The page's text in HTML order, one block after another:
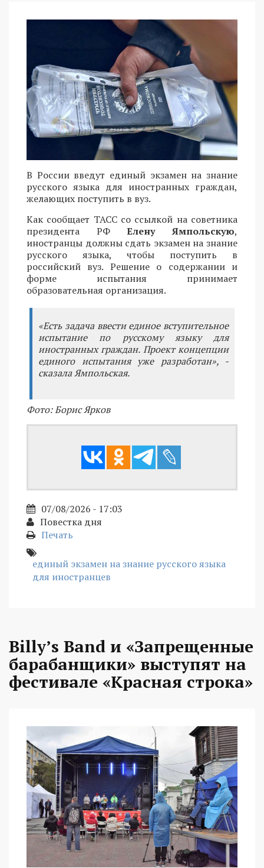
В России введут единый экзамен на знание
русского языка для иностранных граждан,
желающих поступить в вуз.
Как сообщает ТАСС со ссылкой на советника
президента РФЕлену Ямпольскую,
иностранцы должны сдать экзамен на знание
русского языка, чтобы поступить в
российский вуз. Решение о содержании и
форме испытания принимает
образовательная организация.
«Есть задача ввести единое вступительное
испытание по русскому языку для
иностранных граждан. Проект концепции
единого испытания уже разработан», -
сказала Ямпольская.
Фото: Борис Ярков
07/08/2026 - 17:03
Повестка дня
Печать
единый экзамен на знание русского языка
для иностранцев
Billy’s Band и «Запрещенные
барабанщики» выступят на
фестивале «Красная строка»